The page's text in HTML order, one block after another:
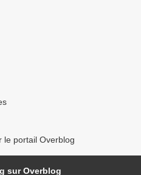
le portail Overblog
sur Overblog